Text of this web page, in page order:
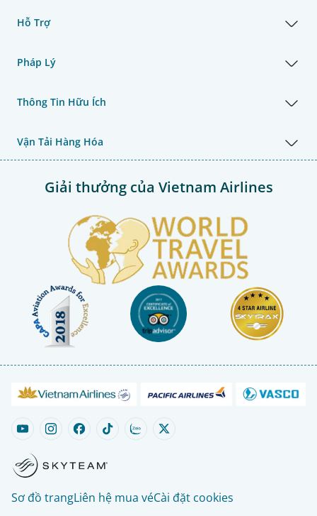
Hỗ Trợ
Pháp Lý
Thông Tin Hữu Ích
Vận Tải Hàng Hóa
Giải thưởng của Vietnam Airlines
Sơ đồ trangLiên hệ mua véCài đặt cookies